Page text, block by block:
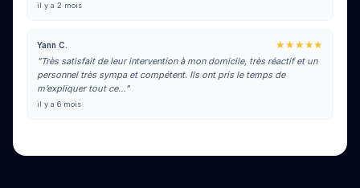
il y a 2 mois
Yann C.
★★★★★
"Très satisfait de leur intervention à mon domicile, très réactif et un
personnel très sympa et compétent. Ils ont pris le temps de
m’expliquer tout ce…"
il y a 6 mois